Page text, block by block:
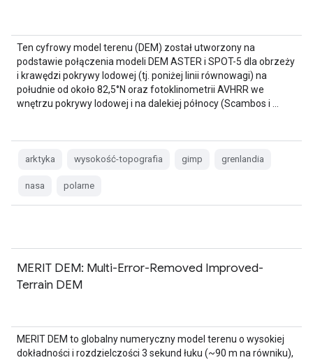
Ten cyfrowy model terenu (DEM) został utworzony na
podstawie połączenia modeli DEM ASTER i SPOT-5 dla obrzeży
i krawędzi pokrywy lodowej (tj. poniżej linii równowagi) na
południe od około 82,5°N oraz fotoklinometrii AVHRR we
wnętrzu pokrywy lodowej i na dalekiej północy (Scambos i …
arktyka wysokość-topografia gimp grenlandia
nasa polarne
MERIT DEM: Multi-Error-Removed Improved-
Terrain DEM
MERIT DEM to globalny numeryczny model terenu o wysokiej
dokładności i rozdzielczości 3 sekund łuku (~90 m na równiku),